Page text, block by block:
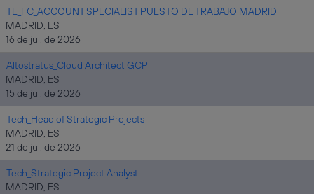
TE_FC_ACCOUNT SPECIALIST PUESTO DE TRABAJO MADRID
MADRID, ES
16 de jul. de 2026
Altostratus_Cloud Architect GCP
MADRID, ES
15 de jul. de 2026
Tech_Head of Strategic Projects
MADRID, ES
21 de jul. de 2026
Tech_Strategic Project Analyst
MADRID, ES